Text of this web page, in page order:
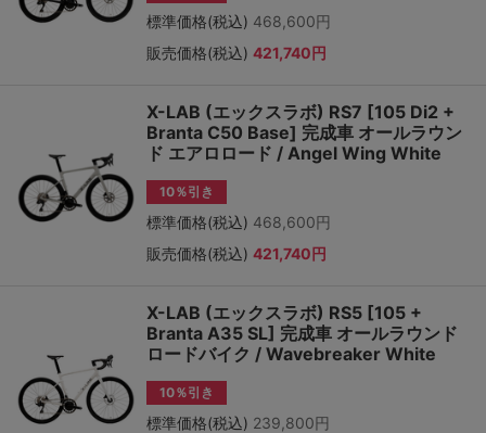
標準価格(税込) 468,600円
販売価格(税込) 421,740円
X-LAB (エックスラボ) RS7 [105 Di2 +
Branta C50 Base] 完成車 オールラウン
ド エアロロード / Angel Wing White
10％引き
標準価格(税込) 468,600円
販売価格(税込) 421,740円
X-LAB (エックスラボ) RS5 [105 +
Branta A35 SL] 完成車 オールラウンド
ロードバイク / Wavebreaker White
10％引き
標準価格(税込) 239,800円